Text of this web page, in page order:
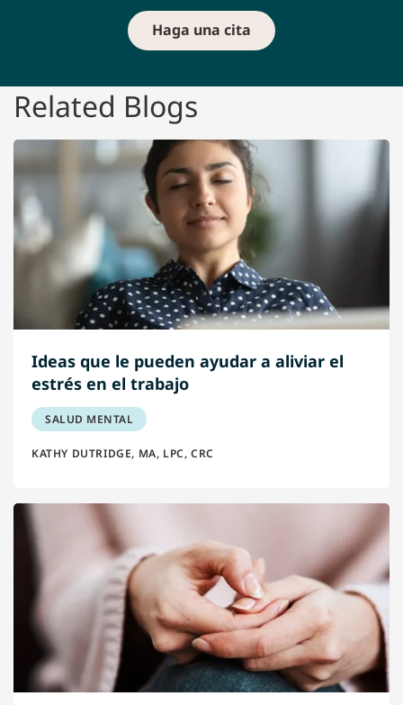
Haga una cita
Related Blogs
Ideas que le pueden ayudar a aliviar el
estrés en el trabajo
SALUD MENTAL
KATHY DUTRIDGE, MA, LPC, CRC